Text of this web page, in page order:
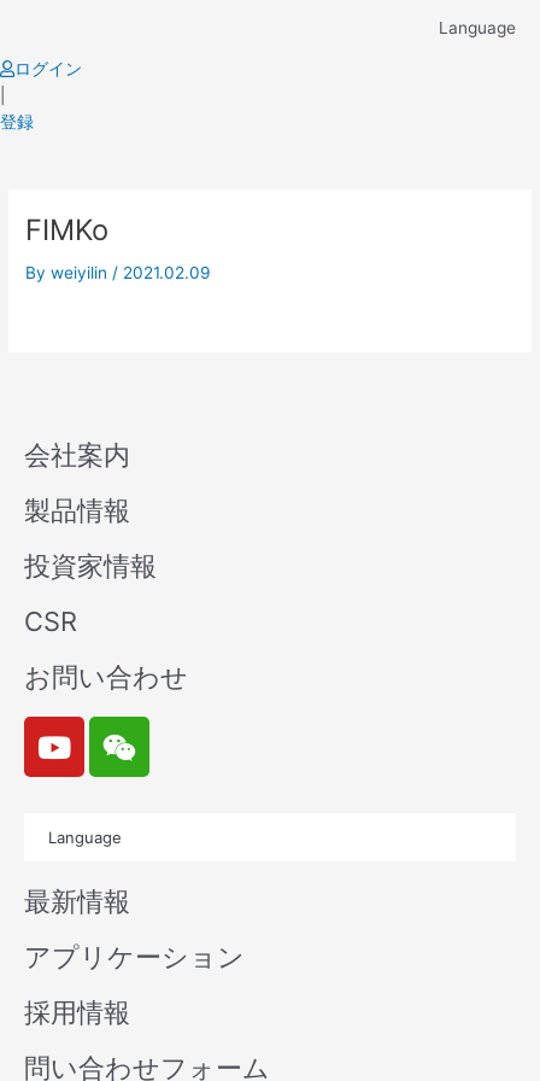
content
Language
ログイン
登録
FIMKo
Byweiyilin / 2021.02.09
会社案内
製品情報
投資家情報
CSR
お問い合わせ
Y
o
u
b
e
W
e
i
n
Language
最新情報
アプリケーション
採用情報
問い合わせフォーム